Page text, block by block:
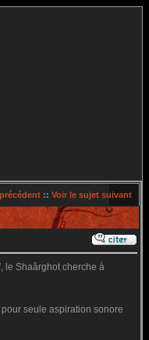
:: Voir le sujet suivant
le Shaârghot cherche à
seule aspiration sonore